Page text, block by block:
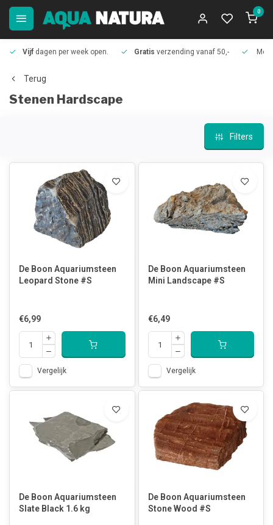
0
Vijf dagen per week open. Gratis verzending vanaf 50,-
Terug
Stenen Hardscape
Filters
De Boon Aquariumsteen
Leopard Stone #S
€6,99
Vergelijk
De Boon Aquariumsteen
Mini Landscape #S
€6,49
Vergelijk
De Boon Aquariumsteen
Slate Black 1.6 kg
De Boon Aquariumsteen
Stone Wood #S